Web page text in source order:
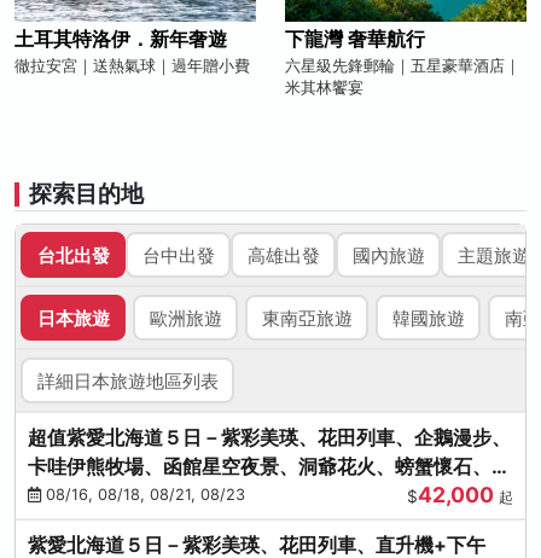
土耳其特洛伊．新年奢遊
徹拉安宮｜送熱氣球｜過年贈小費
下龍灣 奢華航行
六星級先鋒郵輪｜五星豪華酒店｜
米其林饗宴
探索目的地
台北出發 台中出發 高雄出發 國內旅遊 主題旅遊
日本旅遊 歐洲旅遊 東南亞旅遊 韓國旅遊 南
詳細日本旅遊地區列表
超值紫愛北海道５日－紫彩美瑛、花田列車、企鵝漫步、
卡哇伊熊牧場、函館星空夜景、洞爺花火、螃蟹懷石、啤
酒暢飲
08/16, 08/18, 08/21, 08/23 $42,000 起
紫愛北海道５日－紫彩美瑛、花田列車、直升機+下午